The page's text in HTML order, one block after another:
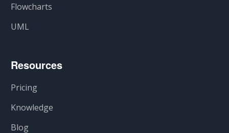
Flowcharts
UML
Resources
Pricing
Knowledge
Blog